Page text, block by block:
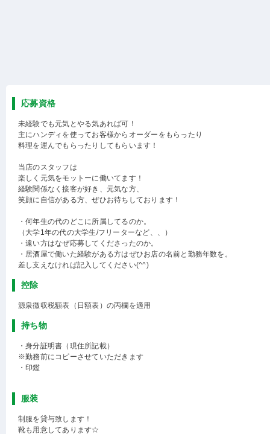
応募資格
未経験でも元気とやる気あれば可！
主にハンディを使ってお客様からオーダーをもらったり
料理を運んでもらったりしてもらいます！
当店のスタッフは
楽しく元気をモットーに働いてます！
経験関係なく接客が好き、元気な方、
笑顔に自信がある方、ぜひお待ちしております！
・何年生の代のどこに所属してるのか。
（大学1年の代の大学生/フリーターなど、、）
・遠い方はなぜ応募してくださったのか。
・居酒屋で働いた経験がある方はぜひお店の名前と勤務年数を。
差し支えなければ記入してください(^^)
控除
源泉徴収税額表（日額表）の丙欄を適用
持ち物
・身分証明書（現住所記載）
※勤務前にコピーさせていただきます
・印鑑
服装
制服を貸与致します！
靴も用意してあります☆